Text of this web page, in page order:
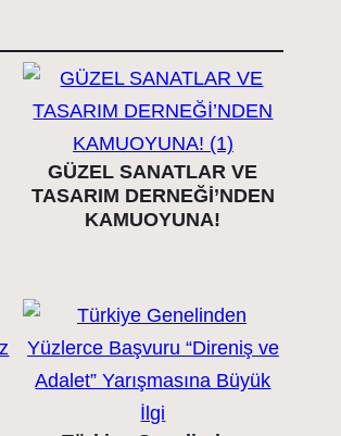
GÜZEL SANATLAR VE
TASARIM DERNEĞİ’NDEN
KAMUOYUNA!